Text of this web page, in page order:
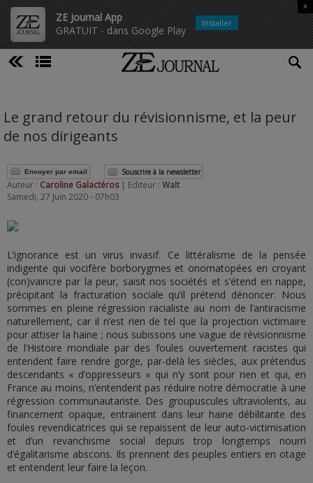
ZE Journal App
GRATUIT - dans Google Play
x
Installer
Le grand retour du révisionnisme, et la peur
de nos dirigeants
Envoyer par email Souscrire à la newsletter
Auteur : Caroline Galactéros | Editeur : Walt
Samedi, 27 Juin 2020 - 07h03
L’ignorance est un virus invasif. Ce littéralisme de la pensée
indigente qui vocifère borborygmes et onomatopées en croyant
(con)vaincre par la peur, saisit nos sociétés et s’étend en nappe,
précipitant la fracturation sociale qu’il prétend dénoncer. Nous
sommes en pleine régression racialiste au nom de l’antiracisme
naturellement, car il n’est rien de tel que la projection victimaire
pour attiser la haine ; nous subissons une vague de révisionnisme
de l’Histoire mondiale par des foules ouvertement racistes qui
entendent faire rendre gorge, par-delà les siècles, aux prétendus
descendants « d’oppresseurs » qui n’y sont pour rien et qui, en
France au moins, n’entendent pas réduire notre démocratie à une
régression communautariste. Des groupuscules ultraviolents, au
financement opaque, entrainent dans leur haine débilitante des
foules revendicatrices qui se repaissent de leur auto-victimisation
et d’un revanchisme social depuis trop longtemps nourri
d’égalitarisme abscons. Ils prennent des peuples entiers en otage
et entendent leur faire la leçon.